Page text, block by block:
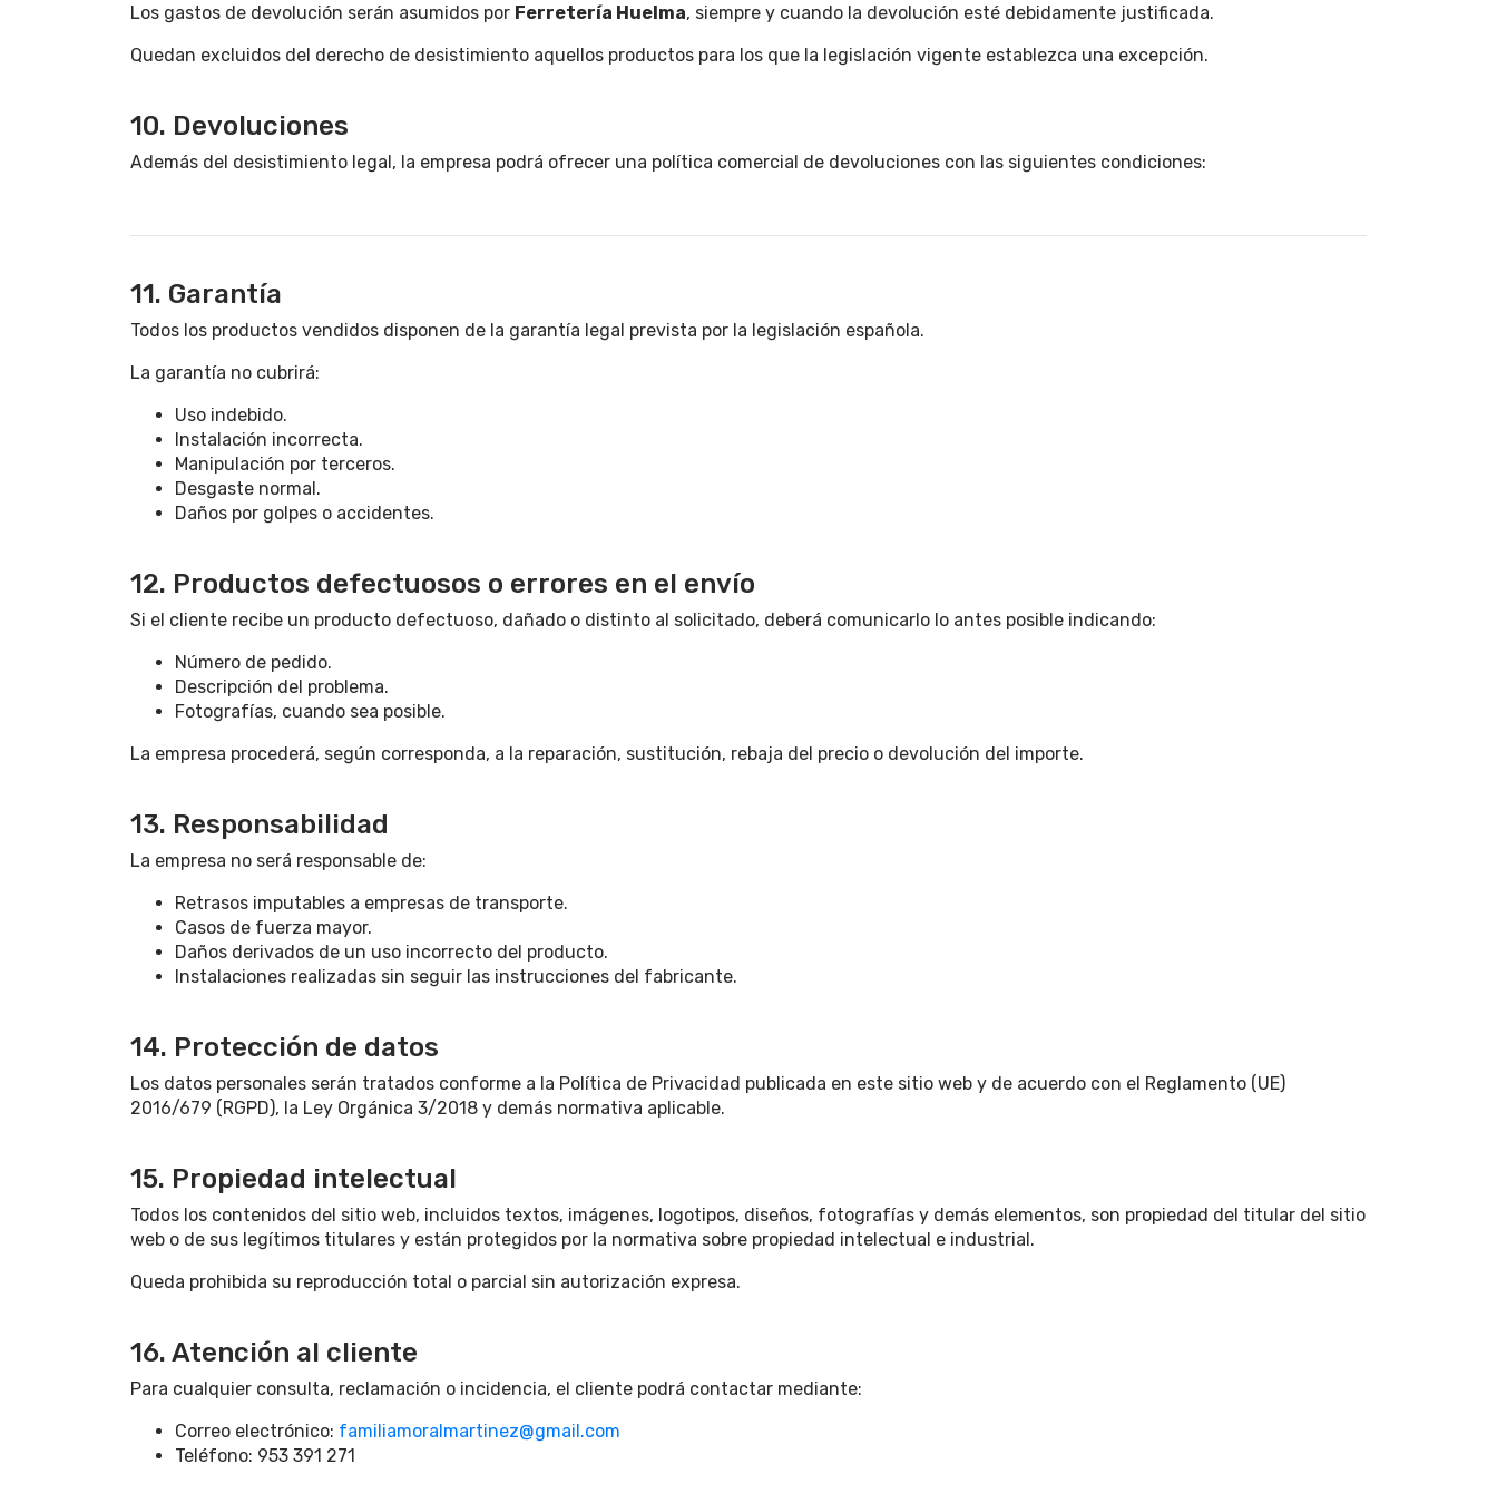
Los gastos de devolución serán asumidos por Ferretería Huelma, siempre y cuando la devolución esté debidamente justificada.
Quedan excluidos del derecho de desistimiento aquellos productos para los que la legislación vigente establezca una excepción.
10. Devoluciones
Además del desistimiento legal, la empresa podrá ofrecer una política comercial de devoluciones con las siguientes condiciones:
11. Garantía
Todos los productos vendidos disponen de la garantía legal prevista por la legislación española.
La garantía no cubrirá:
Uso indebido.
Instalación incorrecta.
Manipulación por terceros.
Desgaste normal.
Daños por golpes o accidentes.
12. Productos defectuosos o errores en el envío
Si el cliente recibe un producto defectuoso, dañado o distinto al solicitado, deberá comunicarlo lo antes posible indicando:
Número de pedido.
Descripción del problema.
Fotografías, cuando sea posible.
La empresa procederá, según corresponda, a la reparación, sustitución, rebaja del precio o devolución del importe.
13. Responsabilidad
La empresa no será responsable de:
Retrasos imputables a empresas de transporte.
Casos de fuerza mayor.
Daños derivados de un uso incorrecto del producto.
Instalaciones realizadas sin seguir las instrucciones del fabricante.
14. Protección de datos
Los datos personales serán tratados conforme a la Política de Privacidad publicada en este sitio web y de acuerdo con el Reglamento (UE)
2016/679 (RGPD), la Ley Orgánica 3/2018 y demás normativa aplicable.
15. Propiedad intelectual
Todos los contenidos del sitio web, incluidos textos, imágenes, logotipos, diseños, fotografías y demás elementos, son propiedad del titular del sitio
web o de sus legítimos titulares y están protegidos por la normativa sobre propiedad intelectual e industrial.
Queda prohibida su reproducción total o parcial sin autorización expresa.
16. Atención al cliente
Para cualquier consulta, reclamación o incidencia, el cliente podrá contactar mediante:
Correo electrónico: familiamoralmartinez@gmail.com
Teléfono: 953 391 271